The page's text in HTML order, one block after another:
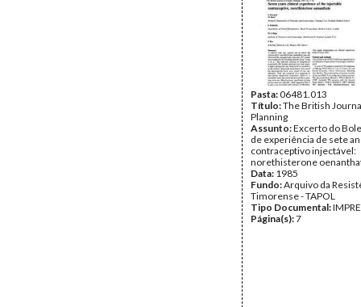
Pasta:06481.013
Título:The British
Planning
Assunto:Excerto do
de experiência de sete
contraceptivo injectável:
norethisterone
Data: 1985
Fundo:Arquivo da
Timorense - TAPOL
Tipo Documental:
Página(s):7